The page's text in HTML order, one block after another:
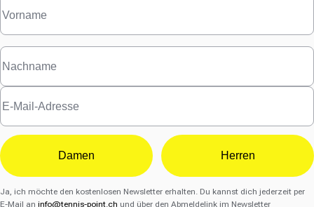
Damen Herren
Ja, ich möchte den kostenlosen Newsletter erhalten. Du kannst dich jederzeit per
E-Mail an info@tennis-point.ch und über den Abmeldelink im Newsletter